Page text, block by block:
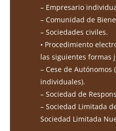
– Empresario
– Comunidad de
– Sociedades civiles.
• Procedimiento
las siguientes formas
– Cese de Autónomos
individuales).
– Sociedad de
– Sociedad Limitada
Sociedad Limitada